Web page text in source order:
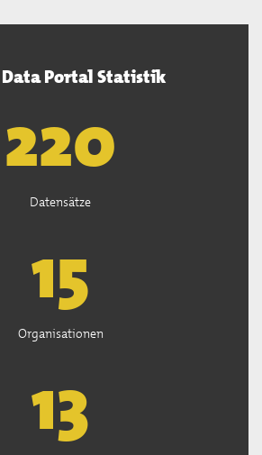
Portal Statistik
222
Datensätze
15
Organisationen
13